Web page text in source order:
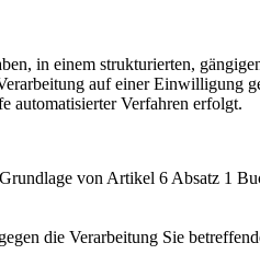
in einem strukturierten,
auf einer Einwilligung
automatisierter Verfahren erfolgt.
von Artikel 6 Absatz 1
die Verarbeitung Sie